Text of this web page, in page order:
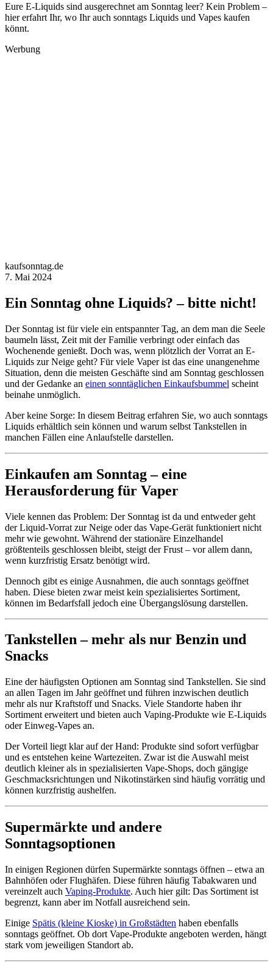
Eure E-Liquids sind ausgerechnet am Sonntag leer? Kein Problem –
hier erfahrt Ihr, wo Ihr auch sonntags Liquids und Vapes kaufen
könnt.
Werbung
kaufsonntag.de
7. Mai 2024
Ein Sonntag ohne Liquids? – bitte nicht!
Der Sonntag ist für viele ein entspannter Tag, an dem man die Seele
baumeln lässt, Zeit mit der Familie verbringt oder einfach das
Wochenende genießt. Doch was, wenn plötzlich der Vorrat an E-
Liquids zur Neige geht? Für viele Vaper ist das eine unangenehme
Situation, denn die meisten Geschäfte sind am Sonntag geschlossen
und der Gedanke an einen sonntäglichen Einkaufsbummel scheint
beinahe unmöglich.
Aber keine Sorge: In diesem Beitrag erfahren Sie, wo auch sonntags
Liquids erhältlich sein können und warum selbst Tankstellen in
manchen Fällen eine Anlaufstelle darstellen.
Einkaufen am Sonntag – eine
Herausforderung für Vaper
Viele kennen das Problem: Der Sonntag ist da und entweder geht
der Liquid-Vorrat zur Neige oder das Vape-Gerät funktioniert nicht
mehr wie gewohnt. Während der stationäre Einzelhandel
größtenteils geschlossen bleibt, steigt der Frust – vor allem dann,
wenn kurzfristig Ersatz benötigt wird.
Dennoch gibt es einige Ausnahmen, die auch sonntags geöffnet
haben. Diese bieten zwar meist kein spezialisiertes Sortiment,
können im Bedarfsfall jedoch eine Übergangslösung darstellen.
Tankstellen – mehr als nur Benzin und
Snacks
Eine der häufigsten Optionen am Sonntag sind Tankstellen. Sie sind
an allen Tagen im Jahr geöffnet und führen inzwischen deutlich
mehr als nur Kraftstoff und Snacks. Viele Standorte haben ihr
Sortiment erweitert und bieten auch Vaping-Produkte wie E-Liquids
oder Einweg-Vapes an.
Der Vorteil liegt klar auf der Hand: Produkte sind sofort verfügbar
und es entstehen keine Wartezeiten. Zwar ist die Auswahl meist
deutlich kleiner als in spezialisierten Vape-Shops, doch gängige
Geschmacksrichtungen und Nikotinstärken sind häufig vorrätig und
können kurzfristig aushelfen.
Supermärkte und andere
Sonntagsoptionen
In einigen Regionen dürfen Supermärkte sonntags öffnen – etwa an
Bahnhöfen oder Flughäfen. Diese führen häufig Tabakwaren und
vereinzelt auch Vaping-Produkte. Auch hier gilt: Das Sortiment ist
begrenzt, kann aber im Notfall ausreichend sein.
Einige Spätis (kleine Kioske) in Großstädten haben ebenfalls
sonntags geöffnet. Ob dort Vape-Produkte angeboten werden, hängt
stark vom jeweiligen Standort ab.